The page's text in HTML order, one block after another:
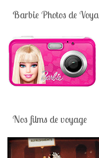
Barbie Photos de
Nos films de voyage